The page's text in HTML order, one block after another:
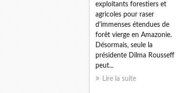
exploitants forestiers et
agricoles pour raser
d'immenses étendues de
forêt vierge en Amazonie.
Désormais, seule la
présidente Dilma Rousseff
peut...
Lire la suite